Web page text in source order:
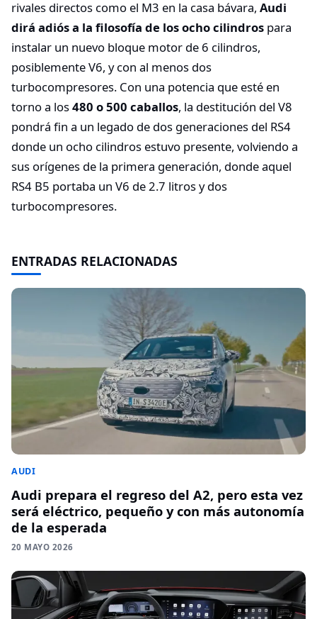
rivales directos como el M3 en la casa bávara, Audi
dirá adiós a la filosofía de los ocho cilindros para
instalar un nuevo bloque motor de 6 cilindros,
posiblemente V6, y con al menos dos
turbocompresores. Con una potencia que esté en
torno a los480 o 500 caballos, la destitución del V8
pondrá fin a un legado de dos generaciones del RS4
donde un ocho cilindros estuvo presente, volviendo a
sus orígenes de la primera generación, donde aquel
RS4 B5 portaba un V6 de 2.7 litros y dos
turbocompresores.
ENTRADAS RELACIONADAS
AUDI
Audi prepara el regreso del A2, pero esta vez
será eléctrico, pequeño y con más autonomía
de la esperada
20 MAYO 2026